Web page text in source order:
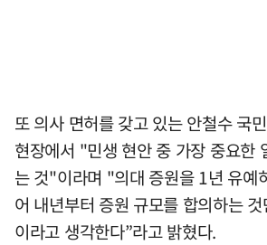
또 의사 면허를 갖고 있는 안철수 국
현장에서 "민생 현안 중 가장 중요한
는 것"이라며 "의대 증원을 1년 유예
어 내년부터 증원 규모를 합의하는
이라고 생각한다”라고 밝혔다.